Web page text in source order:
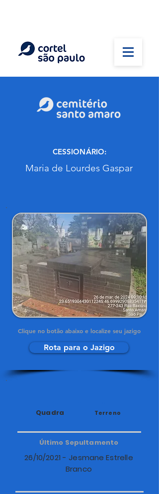
CESSIONÁRIO:
Maria de Lourdes Gaspar
Clique no botão abaixo e localize seu jazigo
Rota para o Jazigo
Quadra Terreno
Último Sepultamento
26/10/2021 - Jesmane Estrelle
Branco